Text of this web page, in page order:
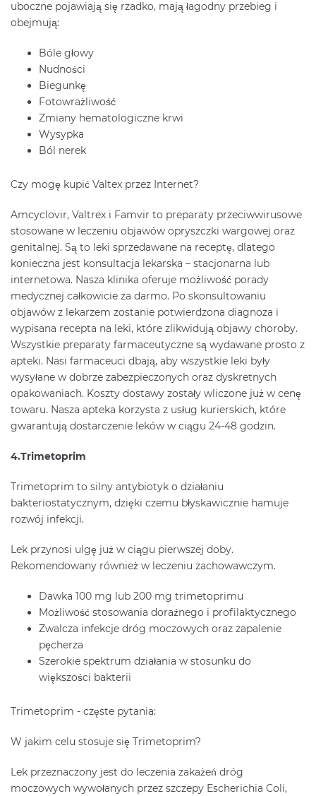
uboczne pojawiają się rzadko, mają łagodny przebieg i
obejmują:
Bóle głowy
Nudności
Biegunkę
Fotowrażliwość
Zmiany hematologiczne krwi
Wysypka
Ból nerek
Czy mogę kupić Valtex przez Internet?
Amcyclovir, Valtrex i Famvir to preparaty przeciwwirusowe
stosowane w leczeniu objawów opryszczki wargowej oraz
genitalnej. Są to leki sprzedawane na receptę, dlatego
konieczna jest konsultacja lekarska – stacjonarna lub
internetowa. Nasza klinika oferuje możliwość porady
medycznej całkowicie za darmo. Po skonsultowaniu
objawów z lekarzem zostanie potwierdzona diagnoza i
wypisana recepta na leki, które zlikwidują objawy choroby.
Wszystkie preparaty farmaceutyczne są wydawane prosto z
apteki. Nasi farmaceuci dbają, aby wszystkie leki były
wysyłane w dobrze zabezpieczonych oraz dyskretnych
opakowaniach. Koszty dostawy zostały wliczone już w cenę
towaru. Nasza apteka korzysta z usług kurierskich, które
gwarantują dostarczenie leków w ciągu 24-48 godzin.
4.Trimetoprim
Trimetoprim to silny antybiotyk o działaniu
bakteriostatycznym, dzięki czemu błyskawicznie hamuje
rozwój infekcji.
Lek przynosi ulgę już w ciągu pierwszej doby.
Rekomendowany również w leczeniu zachowawczym.
Dawka 100 mg lub 200 mg trimetoprimu
Możliwość stosowania doraźnego i profilaktycznego
Zwalcza infekcje dróg moczowych oraz zapalenie
pęcherza
Szerokie spektrum działania w stosunku do
większości bakterii
Trimetoprim - częste pytania:
W jakim celu stosuje się Trimetoprim?
Lek przeznaczony jest do leczenia zakażeń dróg
moczowych wywołanych przez szczepy Escherichia Coli,